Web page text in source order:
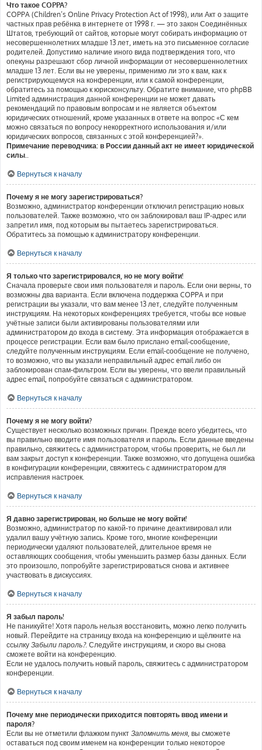
Что такое COPPA?
COPPA (Children’s Online Privacy Protection Act of 1998), или Акт о защите
частных прав ребёнка в интернете от 1998 г. — это закон Соединённых
Штатов, требующий от сайтов, которые могут собирать информацию от
несовершеннолетних младше 13 лет, иметь на это письменное согласие
родителей. Допустимо наличие иного вида подтверждения того, что
опекуны разрешают сбор личной информации от несовершеннолетних
младше 13 лет. Если вы не уверены, применимо ли это к вам, как к
регистрирующемуся на конференции, или к самой конференции,
обратитесь за помощью к юрисконсульту. Обратите внимание, что phpBB
Limited администрация данной конференции не может давать
рекомендаций по правовым вопросам и не является объектом
юридических отношений, кроме указанных в ответе на вопрос «С кем
можно связаться по вопросу некорректного использования и/или
юридических вопросов, связанных с этой конференцией?».
Примечание переводчика: в России данный акт не имеет юридической
силы..
Вернуться к началу
Почему я не могу зарегистрироваться?
Возможно, администратор конференции отключил регистрацию новых
пользователей. Также возможно, что он заблокировал ваш IP-адрес или
запретил имя, под которым вы пытаетесь зарегистрироваться.
Обратитесь за помощью к администратору конференции.
Вернуться к началу
Я только что зарегистрировался, но не могу войти!
Сначала проверьте свои имя пользователя и пароль. Если они верны, то
возможны два варианта. Если включена поддержка COPPA и при
регистрации вы указали, что вам менее 13 лет, следуйте полученным
инструкциям. На некоторых конференциях требуется, чтобы все новые
учётные записи были активированы пользователями или
администратором до входа в систему. Эта информация отображается в
процессе регистрации. Если вам было прислано email-сообщение,
следуйте полученным инструкциям. Если email-сообщение не получено,
то возможно, что вы указали неправильный адрес email либо он
заблокирован спам-фильтром. Если вы уверены, что ввели правильный
адрес email, попробуйте связаться с администратором.
Вернуться к началу
Почему я не могу войти?
Существует несколько возможных причин. Прежде всего убедитесь, что
вы правильно вводите имя пользователя и пароль. Если данные введены
правильно, свяжитесь с администратором, чтобы проверить, не был ли
вам закрыт доступ к конференции. Также возможно, что допущена ошибка
в конфигурации конференции, свяжитесь с администратором для
исправления настроек.
Вернуться к началу
Я давно зарегистрирован, но больше не могу войти!
Возможно, администратор по какой-то причине деактивировал или
удалил вашу учётную запись. Кроме того, многие конференции
периодически удаляют пользователей, длительное время не
оставляющих сообщения, чтобы уменьшить размер базы данных. Если
это произошло, попробуйте зарегистрироваться снова и активнее
участвовать в дискуссиях.
Вернуться к началу
Я забыл пароль!
Не паникуйте! Хотя пароль нельзя восстановить, можно легко получить
новый. Перейдите на страницу входа на конференцию и щёлкните на
ссылку Забыли пароль?. Следуйте инструкциям, и скоро вы снова
сможете войти на конференцию.
Если не удалось получить новый пароль, свяжитесь с администратором
конференции.
Вернуться к началу
Почему мне периодически приходится повторять ввод имени и
пароля?
Если вы не отметили флажком пункт Запомнить меня, вы сможете
оставаться под своим именем на конференции только некоторое